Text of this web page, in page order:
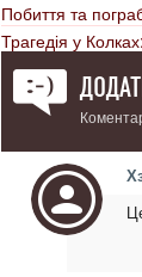
Побиття та
Трагедія у